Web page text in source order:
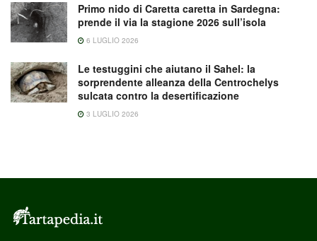
Primo nido di Caretta caretta in Sardegna:
prende il via la stagione 2026 sull’isola
6 LUGLIO 2026
Le testuggini che aiutano il Sahel: la
sorprendente alleanza della Centrochelys
sulcata contro la desertificazione
3 LUGLIO 2026